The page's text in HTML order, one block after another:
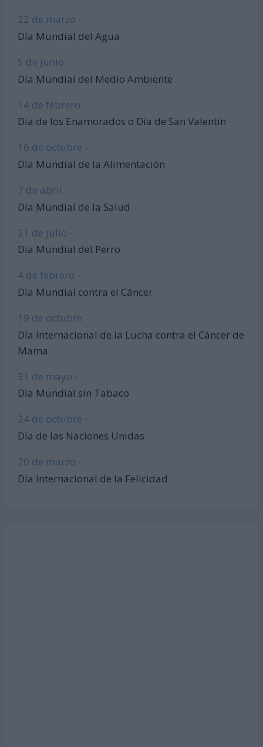
22 de marzo -
Día Mundial del Agua
5 de junio -
Día Mundial del Medio Ambiente
14 de febrero -
Día de los Enamorados o Día de San Valentín
16 de octubre -
Día Mundial de la Alimentación
7 de abril -
Día Mundial de la Salud
21 de julio -
Día Mundial del Perro
4 de febrero -
Día Mundial contra el Cáncer
19 de octubre -
Día Internacional de la Lucha contra el Cáncer de
Mama
31 de mayo -
Día Mundial sin Tabaco
24 de octubre -
Día de las Naciones Unidas
20 de marzo -
Día Internacional de la Felicidad